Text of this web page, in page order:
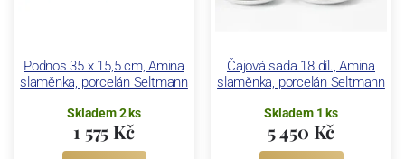
Podnos 35 x 15,5 cm, Amina
slaměnka, porcelán Seltmann
Skladem 2 ks
1 575 Kč
Čajová sada 18 díl., Amina
slaměnka, porcelán Seltmann
Skladem 1 ks
5 450 Kč